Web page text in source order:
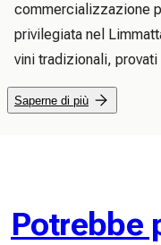
commercializzazione
privilegiata nel
vini tradizionali,
varietà e della qualità
Nella nostra sala
Saperne di più
Potrebbe